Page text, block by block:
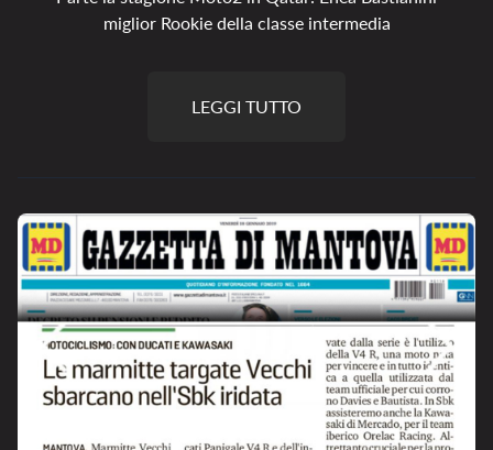
miglior Rookie della classe intermedia
LEGGI TUTTO